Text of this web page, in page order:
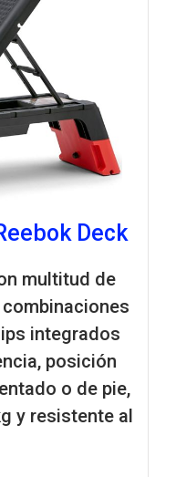
Deck
multitud de
integrados
posición
o de pie,
y resistente al